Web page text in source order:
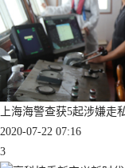
上海海警查获5起涉嫌走
2020-07-22 07:16
3